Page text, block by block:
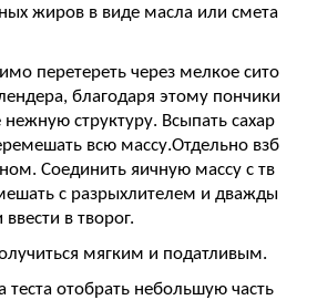
жиров в виде масла или смета
перетереть через мелкое сито
благодаря этому пончики
структуру. Всыпать сахар
всю массу.Отдельно взб
Соединить яичную массу с тв
с разрыхлителем и дважды
в творог.
мягким и податливым.
теста отобрать небольшую часть